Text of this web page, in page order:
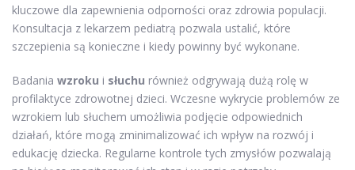
kluczowe dla zapewnienia odporności oraz zdrowia populacji.
Konsultacja z lekarzem pediatrą pozwala ustalić, które
szczepienia są konieczne i kiedy powinny być wykonane.
Badania wzroku i słuchu również odgrywają dużą rolę w
profilaktyce zdrowotnej dzieci. Wczesne wykrycie problemów ze
wzrokiem lub słuchem umożliwia podjęcie odpowiednich
działań, które mogą zminimalizować ich wpływ na rozwój i
edukację dziecka. Regularne kontrole tych zmysłów pozwalają